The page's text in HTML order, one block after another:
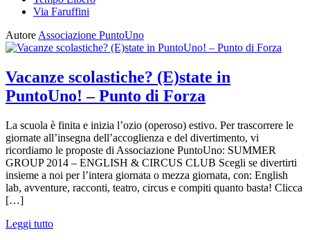
Via Faruffini
Autore Associazione PuntoUno
Vacanze scolastiche? (E)state in
PuntoUno! – Punto di Forza
La scuola è finita e inizia l’ozio (operoso) estivo. Per trascorrere le
giornate all’insegna dell’accoglienza e del divertimento, vi
ricordiamo le proposte di Associazione PuntoUno: SUMMER
GROUP 2014 – ENGLISH & CIRCUS CLUB Scegli se divertirti
insieme a noi per l’intera giornata o mezza giornata, con: English
lab, avventure, racconti, teatro, circus e compiti quanto basta! Clicca
[…]
Leggi tutto